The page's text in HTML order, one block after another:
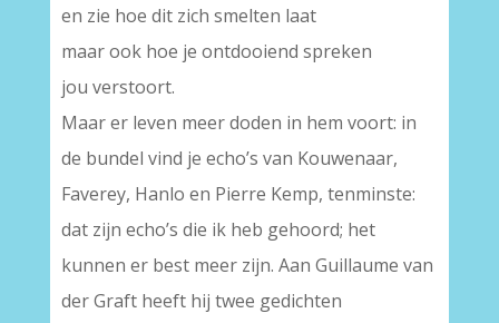
en zie hoe dit zich smelten laat
maar ook hoe je ontdooiend spreken
jou verstoort.
Maar er leven meer doden in hem voort: in
de bundel vind je echo’s van Kouwenaar,
Faverey, Hanlo en Pierre Kemp, tenminste:
dat zijn echo’s die ik heb gehoord; het
kunnen er best meer zijn. Aan Guillaume van
der Graft heeft hij twee gedichten